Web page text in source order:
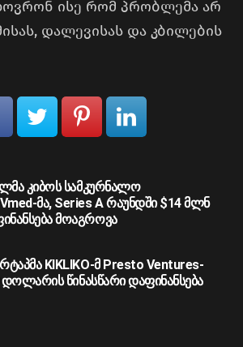
ისე რომ პრობლემა არ
დალევისას და კბილების
კიბოს სამკურნალო
მა, Series A რაუნდში $14 მლნ
მოაგროვა
KIKLIKO-მ Presto Ventures-
დოლარის წინასწარი დაფინანსება